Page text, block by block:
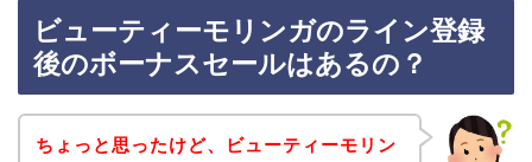
ビューティーモリンガのライン登録
後のボーナスセールはあるの？
ちょっと思ったけど、ビューティーモリン